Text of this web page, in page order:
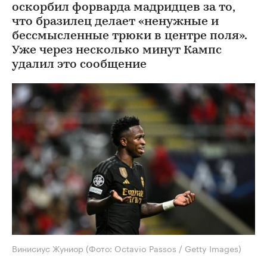
оскорбил форварда мадридцев за то,
что бразилец делает «ненужные и
бессмысленные трюки в центре поля».
Уже через несколько минут Кампс
удалил это сообщение
Винисиус Жуниор (Фото: Octavio Passos / Getty Images)